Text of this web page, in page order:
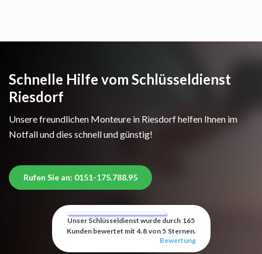
Schnelle Hilfe vom Schlüsseldienst
Riesdorf
Unsere freundlichen Monteure in Riesdorf helfen Ihnen im
Notfall und dies schnell und günstig!
Rufen Sie an: 0151-175.788.95
Unser Schlüsseldienst wurde durch 165
Kunden bewertet mit 4.8 von 5 Sternen.
Bewertung